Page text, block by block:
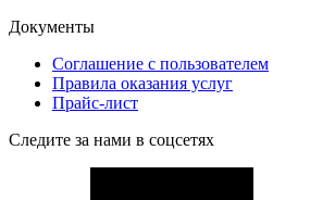
Документы
Соглашение с пользователем
Правила оказания услуг
Прайс-лист
Следите за нами в соцсетях